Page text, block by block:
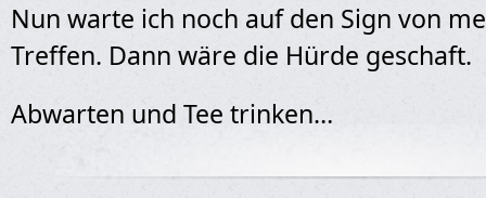
Nun warte ich noch auf den Sign von
Treffen. Dann wäre die Hürde geschaft.
Abwarten und Tee trinken…